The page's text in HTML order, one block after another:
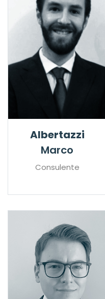
Albertazzi
Marco
Consulente